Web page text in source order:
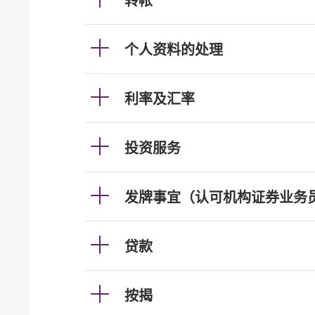
个人资料的处理
利率及汇率
投资服务
发牌事宜（认可机构证券业务
贷款
按揭